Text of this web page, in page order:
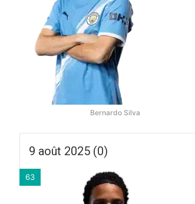
Bernardo Silva
9 août 2025 (0)
63